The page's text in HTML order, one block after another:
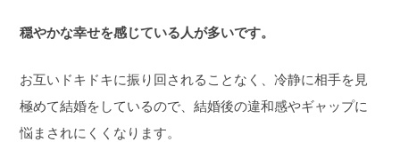
穏やかな幸せを感じている人が多いです。
お互いドキドキに振り回されることなく、冷静に相手を見
極めて結婚をしているので、結婚後の違和感やギャップに
悩まされにくくなります。